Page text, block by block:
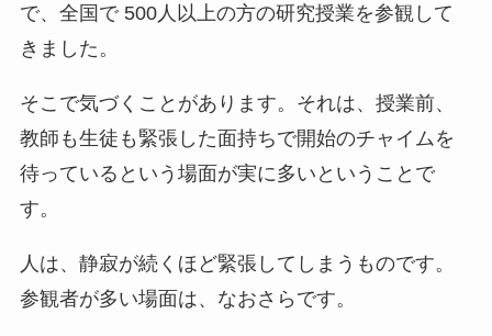
で、全国で 500人以上の方の研究授業を参観して
きました。
そこで気づくことがあります。それは、授業前、
教師も生徒も緊張した面持ちで開始のチャイムを
待っているという場面が実に多いということで
す。
人は、静寂が続くほど緊張してしまうものです。
参観者が多い場面は、なおさらです。